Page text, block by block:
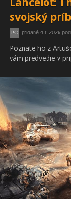
svojský
PC pridané 4.8.2026
Poznáte ho z
vám predvedie v